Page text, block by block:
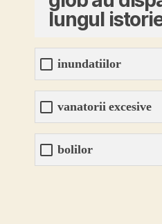
lungul
inundatiilor
vanatorii excesive
bolilor